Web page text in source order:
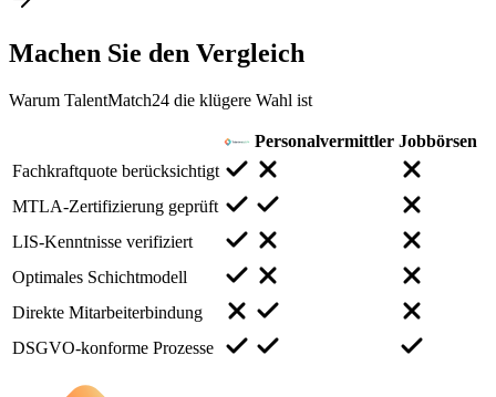
Machen Sie den Vergleich
Warum TalentMatch24 die klügere Wahl ist
Personalvermittler Jobbörsen
Fachkraftquote berücksichtigt
MTLA-Zertifizierung geprüft
LIS-Kenntnisse verifiziert
Optimales Schichtmodell
Direkte Mitarbeiterbindung
DSGVO-konforme Prozesse